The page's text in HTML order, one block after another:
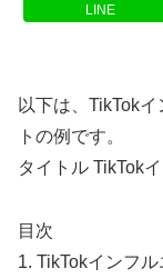
LINE
以下は、TikTok
トの例です。
タイトル TikTok
目次
1. TikTokインフ